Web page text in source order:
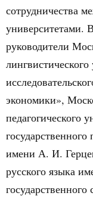
сотрудничества
университетами.
руководители
экономики»,
педагогического
государственного
имени А. И.
русского языка
государственного